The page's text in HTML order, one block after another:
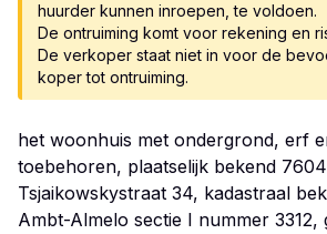
huurder kunnen inroepen, te voldoen.
De ontruiming komt voor rekening en
De verkoper staat niet in voor de
het woonhuis met ondergrond, erf
toebehoren, plaatselijk bekend
Tsjaikowskystraat 34, kadastraal
Ambt-Almelo sectie I nummer